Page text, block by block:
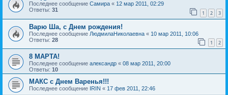
Последнее сообщение Самира « 12 мар 2011, 02:29
Ответы: 31 1 2 3
Варю Ша, с Днем рождения!
Последнее сообщение ЛюдмилаНиколаевна « 10 мар 2011, 10:06
Ответы: 28 1 2
8 МАРТА!
Последнее сообщение александр « 08 мар 2011, 20:00
Ответы: 10
МАКС с Днем Варенья!!!
Последнее сообщение IRIN « 17 фев 2011, 22:46